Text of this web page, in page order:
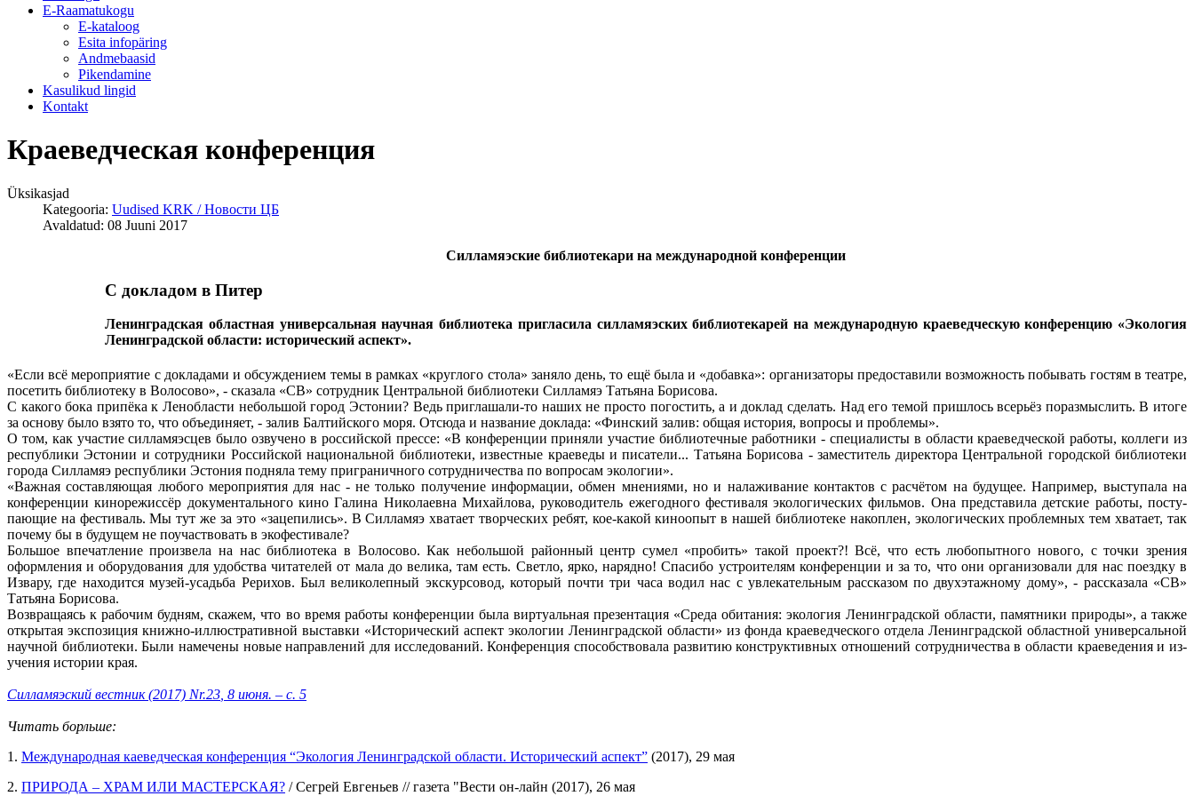
E-Raamatukogu
Е-kataloog
Esita infopäring
Andmebaasid
Pikendamine
Kasulikud lingid
Kontakt
Краеведческая конференция
Üksikasjad
Kategooria: Uudised KRK / Новости ЦБ
Avaldatud: 08 Juuni 2017
Силламяэские библиотекари на международной конференции
С докладом в Питер
Ленинградская областная универсальная научная библиотека пригласила силламяэских библиотекарей на международную краеведческую конференцию «Экология
Ленинградской области: исторический аспект».
«Если всё мероприятие с докладами и обсуждением темы в рамках «круглого стола» заняло день, то ещё была и «добав­ка»: организаторы предоставили возмож­ность побывать гостям в театре,
посетить библиотеку в Волосово», - сказала «СВ» со­трудник Центральной библиотеки Силламяэ Татьяна Борисова.
С какого бока припёка к Ленобласти не­большой город Эстонии? Ведь приглашали-то наших не просто погостить, а и до­клад сделать. Над его темой пришлось всерьёз поразмыслить. В итоге
за основу было взято то, что объединяет, - залив Балтийского моря. Отсюда и название до­клада: «Финский залив: общая история, во­просы и проблемы».
О том, как участие силламяэсцев было озвучено в российской прессе: «В конфе­ренции приняли участие библиотечные работники - специалисты в области крае­ведческой работы, коллеги из
республики Эстонии и сотрудники Российской нацио­нальной библиотеки, известные краеведы и писатели... Татьяна Борисова - замести­тель директора Центральной городской библиотеки
города Силламяэ республики Эстония подняла тему приграничного со­трудничества по вопросам экологии».
«Важная составляющая любого меро­приятия для нас - не только получение ин­формации, обмен мнениями, но и налажи­вание контактов с расчётом на будущее. На­пример, выступала на
конференции кино­режиссёр документального кино Галина Николаевна Михайлова, руководитель еже­годного фестиваля экологических фильмов. Она представила детские работы, посту­
пающие на фестиваль. Мы тут же за это «за­цепились». В Силламяэ хватает творческих ребят, кое-какой киноопыт в нашей биб­лиотеке накоплен, экологических про­блемных тем хватает, так
почему бы в бу­дущем не поучаствовать в экофестивале?
Большое впечатление произвела на нас библиотека в Волосово. Как небольшой районный центр сумел «пробить» такой проект?! Всё, что есть любопытного нового, с точки зрения
оформления и оборудования для удобства читателей от мала до велика, там есть. Светло, ярко, нарядно! Спасибо устроителям конференции и за то, что они организовали для нас поездку в
Извару, где находится музей-усадьба Рерихов. Был ве­ликолепный экскурсовод, который почти три часа водил нас с увлекательным рас­сказом по двухэтажному дому», - рассказала «СВ»
Татьяна Борисова.
Возвращаясь к рабочим будням, скажем, что во время работы конференции была виртуальная презентация «Среда обитания: экология Ленинградской области, памят­ники природы», а также
открытая экспо­зиция книжно-иллюстративной выставки «Исторический аспект экологии Ленин­градской области» из фонда краеведче­ского отдела Ленинградской областной универсальной
научной библиотеки. Были намечены новые направлений для иссле­дований. Конференция способствовала развитию конструктивных отношений со­трудничества в области краеведения и из­
учения истории края.
Силламяэский вестник (2017) Nr.23 , 8 июня. – с. 5
Читать борльше:
1. Международная каеведческая конференция “Экология Ленинградской области. Исторический аспект” (2017), 29 мая
2. ПРИРОДА – ХРАМ ИЛИ МАСТЕРСКАЯ? / Сегрей Евгеньев // газета "Вести он-лайн (2017), 26 мая